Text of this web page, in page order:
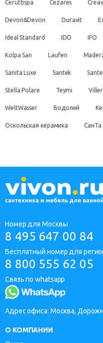
Ceruttispa Cezares
Devon&Devon Duravit
Ideal Standard IDO IFO
Kolpa San Laufen
Sanita Luxe Santek
Stella Polare Teymi
WeltWasser Водолей
Оскольская керамика СанТа
Номер для Москвы
8 495 647 00 84
Бесплатный номер для
8 800 555 62 05
Связь по whatsapp
Адрес офиса: Москва,
О КОМПАНИИ